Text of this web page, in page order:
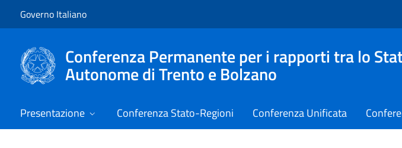
Governo Italiano
Conferenza Permanente per i rapporti tra lo
Autonome di Trento e Bolzano
Presentazione Conferenza Stato-Regioni Conferenza Unificata